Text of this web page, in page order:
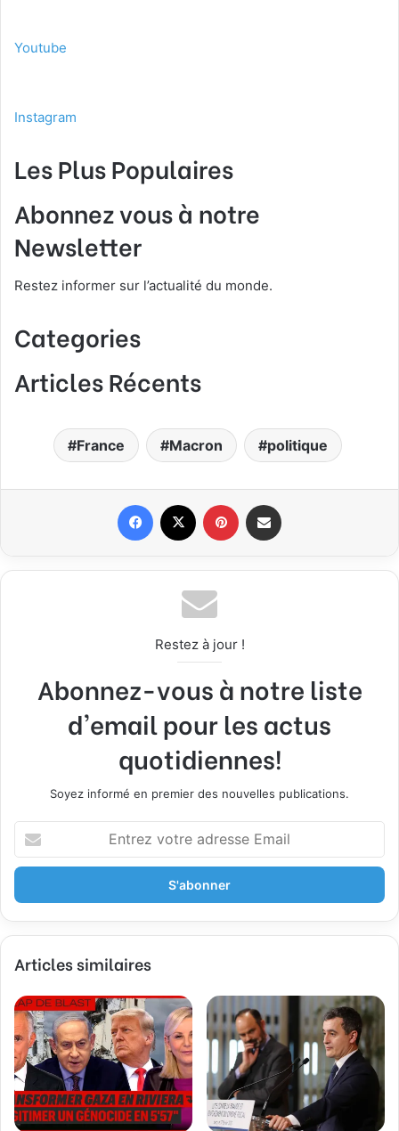
Youtube
Instagram
Les Plus Populaires
Abonnez vous à notre
Newsletter
Restez informer sur l’actualité du monde.
Categories
Articles Récents
France Macron politique
Restez à jour !
Abonnez-vous à notre liste
d'email pour les actus
quotidiennes!
Soyez informé en premier des nouvelles publications.
t
e
z
o
r
e
a
d
r
e
s
Articles similaires